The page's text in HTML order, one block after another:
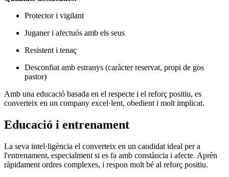
Protector i vigilant
Juganer i afectuós amb els seus
Resistent i tenaç
Desconfiat amb estranys (caràcter reservat, propi de gos
pastor)
Amb una educació basada en el respecte i el reforç positiu, es
converteix en un company excel·lent, obedient i molt implicat.
Educació i entrenament
La seva intel·ligència el converteix en un candidat ideal per a
l'entrenament, especialment si es fa amb constància i afecte. Aprèn
ràpidament ordres complexes, i respon molt bé al reforç positiu.